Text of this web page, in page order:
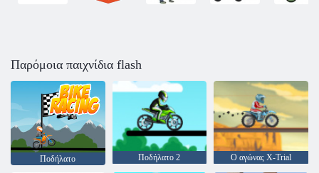
Παρόμοια παιχνίδια flash
Ποδήλατο Ποδήλατο 2 Ο αγώνας X-Trial